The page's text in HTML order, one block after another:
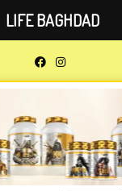
LIFE BAGHDAD